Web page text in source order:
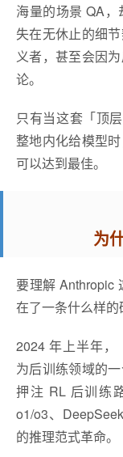
海量的场景 QA
失在无休止的细
义者，甚至会因
论。
只有当这套「顶
整地内化给模型
可以达到最佳。
为
要理解 Anthropic
在了一条什么样的
2024 年上半年，
为后训练领域的
押注 RL 后训练
o1/o3、
的推理范式革命。